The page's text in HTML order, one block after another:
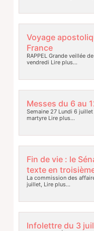
Voyage
France
RAPPEL Grande veillée
vendredi Lire plus…
Messes du 6 au
Semaine 27 Lundi 6
martyreLire plus…
Fin de vie : le
texte en
La commission des
juillet, Lire plus…
Infolettre du 3